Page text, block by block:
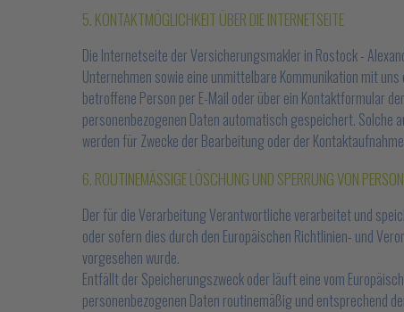
5. KONTAKTMÖGLICHKEIT ÜBER DIE INTERNETSEITE
Die Internetseite der Versicherungsmakler in Rostock -
Unternehmen sowie eine unmittelbare Kommunikation mit
betroffene Person per E-Mail oder über ein Kontaktformular
personenbezogenen Daten automatisch gespeichert.
werden für Zwecke der Bearbeitung oder der
6. ROUTINEMÄSSIGE LÖSCHUNG UND SPERRUNG VON
Der für die Verarbeitung Verantwortliche verarbeitet und
oder sofern dies durch den Europäischen Richtlinien- und
vorgesehen wurde.
Entfällt der Speicherungszweck oder läuft eine vom
personenbezogenen Daten routinemäßig und entsprechend